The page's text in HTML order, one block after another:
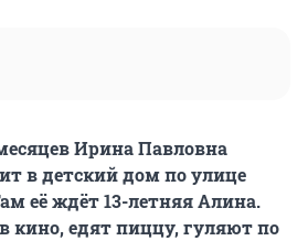
Ирина Павловна
в детский дом по улице
её ждёт 13-летняя Алина.
кино, едят пиццу, гуляют по